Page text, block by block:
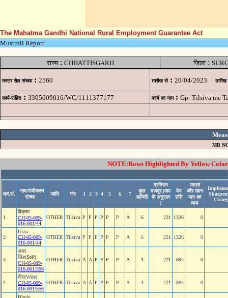
The Mahatma Gandhi National Rural Employment Guarantee Act
Mustroll Report
राज्य: CHHATTISGARH जिला :
मस्टर रोल संख्या : 2560 तारीख से : 20/04/2023 तारीख
कार्य-संहित : 3305009016/WC/1111377177 कार्य का नाम : Gp- Tilsiva me
MB
NOTE:Rows Highlighted By Yellow
क्र.सं.
नाम/पंजीकरण
संख्या
जाति गांव 1 2 3 4 5 6 7
कुल
हाजिरी
प्रतिदन
मजदूर (माप
के अनुसार
)
देय
राशि
यात्रा
और खान
पान का
व्यय
1
विक्रम
CH-05-009-
016-001/44
OTHER Tilsiva P P P P P P A 6 221 1326 0
2
Usha
CH-05-009-
016-001/44
OTHER Tilsiva P P P P P P A 6 221 1326 0
3
अमर
सिंह(Self)
CH-05-009-
016-001/556
OTHER Tilsiva A A P P P P A 4 221 884 0
4
मीरा(Wife)
CH-05-009-
016-001/556
OTHER Tilsiva A A P P P P A 4 221 884 0
Bholu